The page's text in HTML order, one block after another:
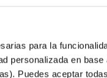
para la
personalizada en
Puedes aceptar